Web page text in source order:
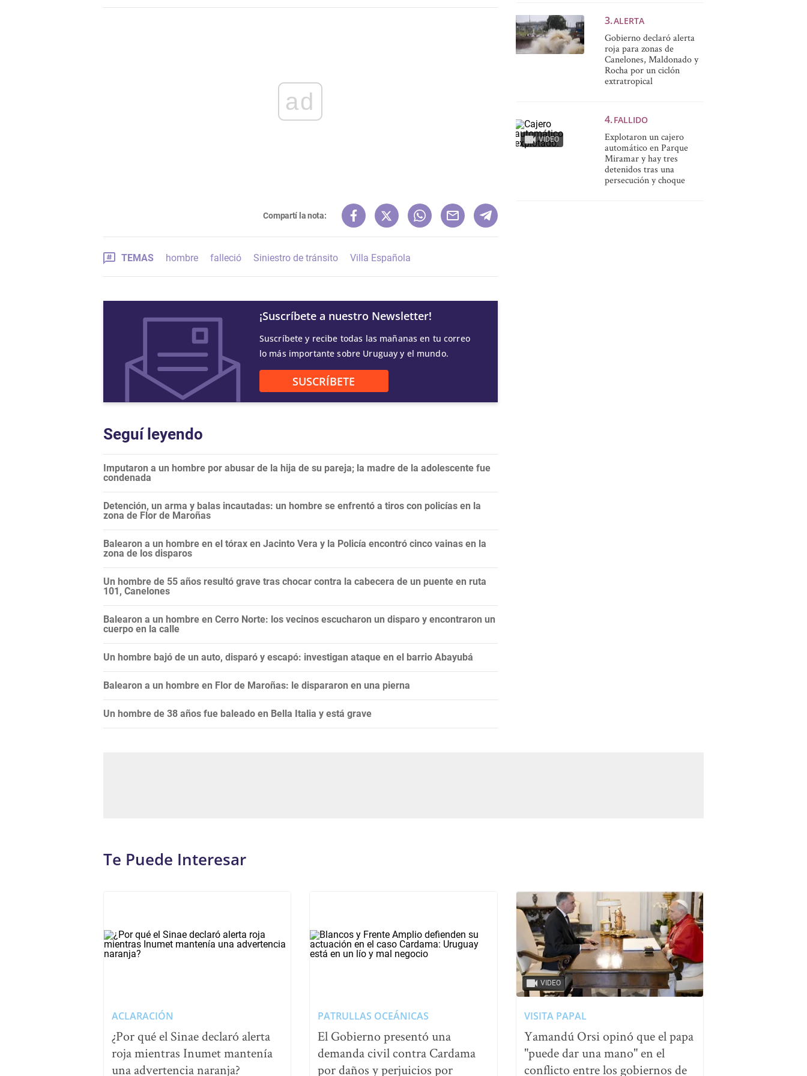
ad
Compartí la nota:
TEMAS hombre falleció Siniestro de tránsito Villa Española
¡Suscríbete a nuestro Newsletter!
Suscríbete y recibe todas las mañanas en tu correo
lo más importante sobre Uruguay y el mundo.
SUSCRÍBETE
Seguí leyendo
Imputaron a un hombre por abusar de la hija de su pareja; la madre de la adolescente fue
condenada
Detención, un arma y balas incautadas: un hombre se enfrentó a tiros con policías en la
zona de Flor de Maroñas
Balearon a un hombre en el tórax en Jacinto Vera y la Policía encontró cinco vainas en la
zona de los disparos
Un hombre de 55 años resultó grave tras chocar contra la cabecera de un puente en ruta
101, Canelones
Balearon a un hombre en Cerro Norte: los vecinos escucharon un disparo y encontraron un
cuerpo en la calle
Un hombre bajó de un auto, disparó y escapó: investigan ataque en el barrio Abayubá
Balearon a un hombre en Flor de Maroñas: le dispararon en una pierna
Un hombre de 38 años fue baleado en Bella Italia y está grave
ALERTA
Gobierno declaró alerta
roja para zonas de
Canelones, Maldonado y
Rocha por un ciclón
extratropical
VIDEO
FALLIDO
Explotaron un cajero
automático en Parque
Miramar y hay tres
detenidos tras una
persecución y choque
Te Puede Interesar
ACLARACIÓN
¿Por qué el Sinae declaró alerta
roja mientras Inumet mantenía
una advertencia naranja?
PATRULLAS OCEÁNICAS
El Gobierno presentó una
demanda civil contra Cardama
por daños y perjuicios por
VIDEO
VISITA PAPAL
Yamandú Orsi opinó que el papa
"puede dar una mano" en el
conflicto entre los gobiernos de